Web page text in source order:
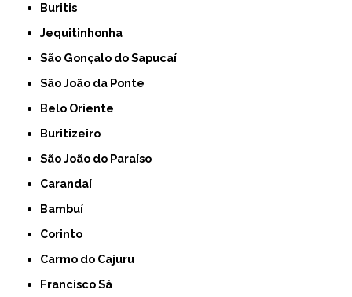
Buritis
Jequitinhonha
São Gonçalo do Sapucaí
São João da Ponte
Belo Oriente
Buritizeiro
São João do Paraíso
Carandaí
Bambuí
Corinto
Carmo do Cajuru
Francisco Sá